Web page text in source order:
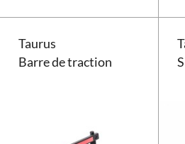
Taurus
Barre de traction